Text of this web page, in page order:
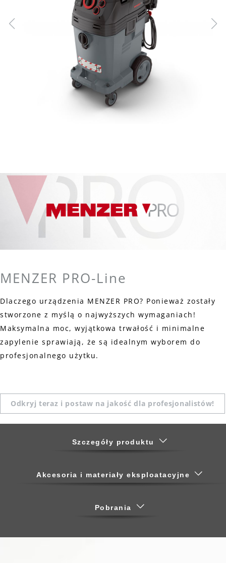
MENZER PRO-Line
Dlaczego urządzenia MENZER PRO? Ponieważ zostały
stworzone z myślą o najwyższych wymaganiach!
Maksymalna moc, wyjątkowa trwałość i minimalne
zapylenie sprawiają, że są idealnym wyborem do
profesjonalnego użytku.
Odkryj teraz i postaw na jakość dla profesjonalistów!
Szczegóły produktu
Akcesoria i materiały eksploatacyjne
Pobrania